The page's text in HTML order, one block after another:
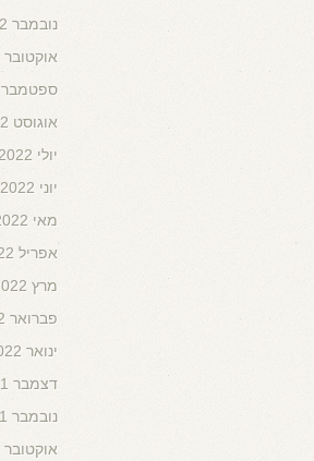
נובמבר 2022
אוקטובר 2022
ספטמבר 2022
אוגוסט 2022
יולי 2022
יוני 2022
מאי 2022
אפריל 2022
מרץ 2022
פברואר 2022
ינואר 2022
דצמבר 2021
נובמבר 2021
אוקטובר 2021